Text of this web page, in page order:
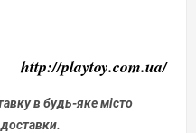
http://playtoy.com.ua/
в будь-яке місто